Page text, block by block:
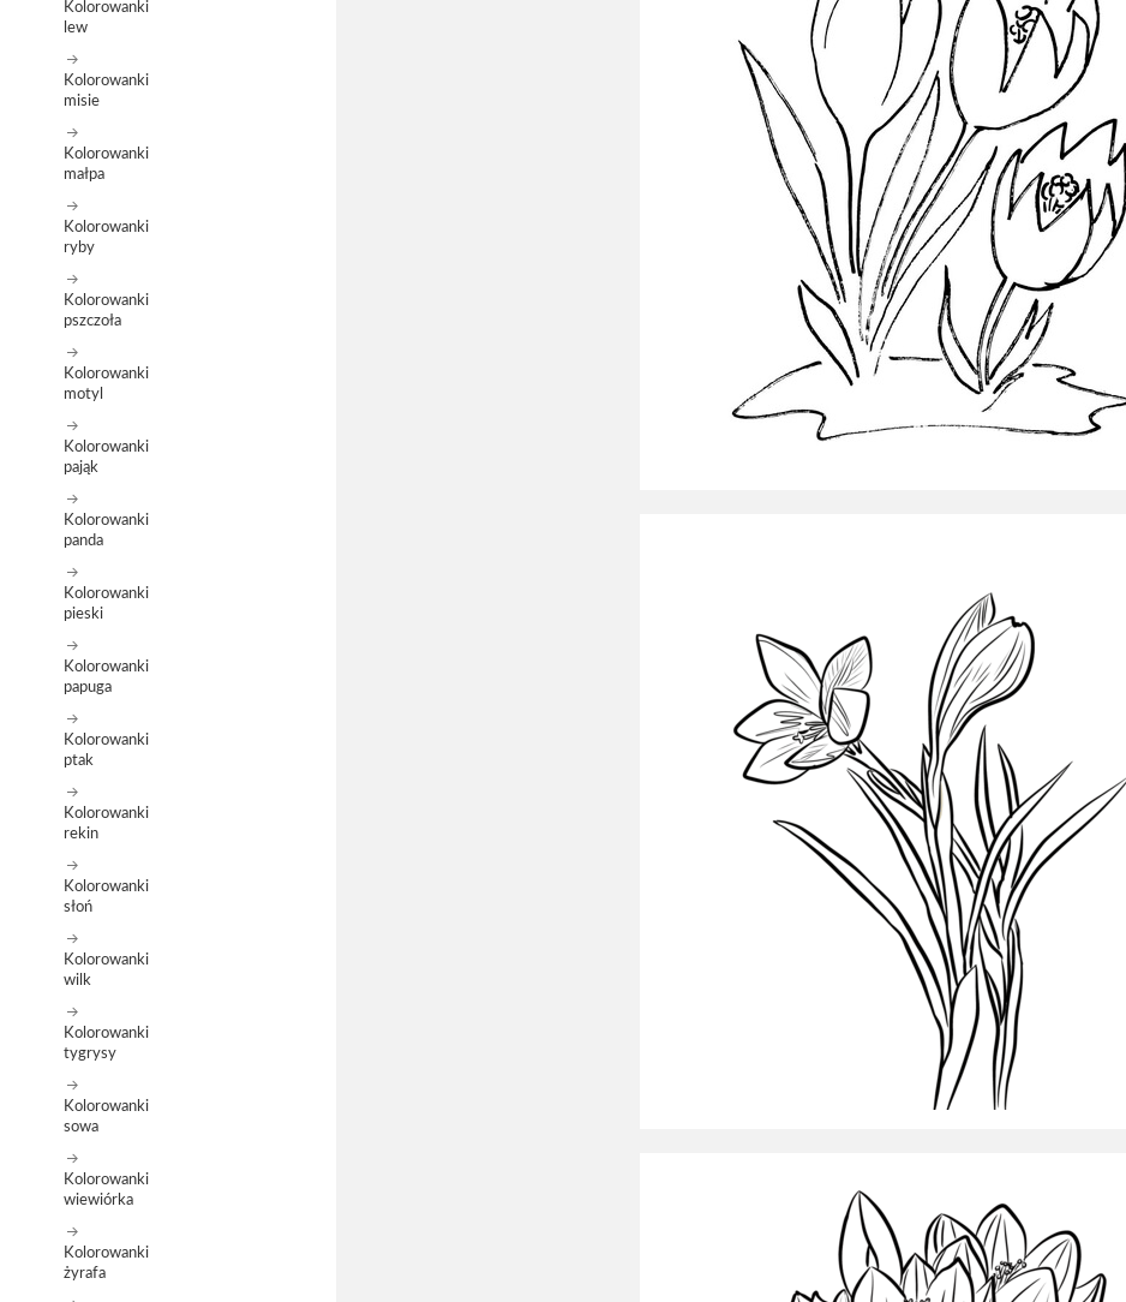
Kolorowanki
lew
Kolorowanki
misie
Kolorowanki
małpa
Kolorowanki
ryby
Kolorowanki
pszczoła
Kolorowanki
motyl
Kolorowanki
pająk
Kolorowanki
panda
Kolorowanki
pieski
Kolorowanki
papuga
Kolorowanki
ptak
Kolorowanki
rekin
Kolorowanki
słoń
Kolorowanki
wilk
Kolorowanki
tygrysy
Kolorowanki
sowa
Kolorowanki
wiewiórka
Kolorowanki
żyrafa